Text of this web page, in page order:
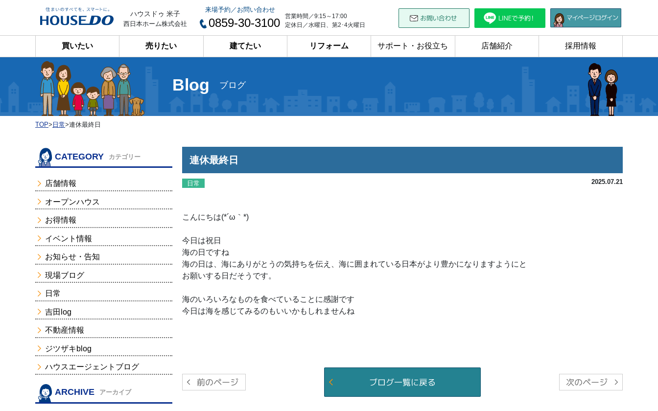
ハウスドゥ 米子
西日本ホーム株式会社
来場予約／お問い合わせ
0859-30-3100
営業時間／9:15～17:00
定休日／水曜日、第2･4火曜日
買いたい 売りたい 建てたい リフォーム サポート・お役立ち 店舗紹介 採用情報
Blog ブログ
TOP> 日常>連休最終日
連休最終日
日常 2025.07.21
こんにちは(*´ω｀*)
今日は祝日
海の日ですね
海の日は、海にありがとうの気持ちを伝え、海に囲まれている日本がより豊かになりますようにと
お願いする日だそうです。
海のいろいろなものを食べていることに感謝です
今日は海を感じてみるのもいいかもしれませんね
CATEGORY カテゴリー
店舗情報
オープンハウス
お得情報
イベント情報
お知らせ・告知
現場ブログ
日常
吉田log
不動産情報
ジツザキblog
ハウスエージェントブログ
ARCHIVE アーカイブ